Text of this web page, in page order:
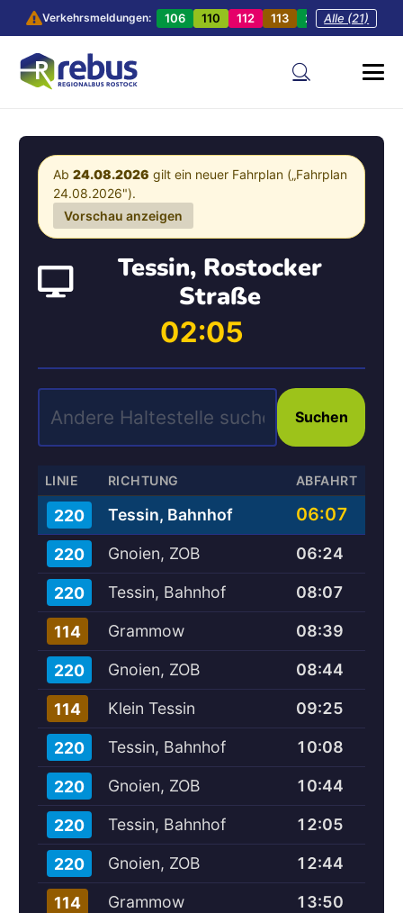
Verkehrsmeldungen: 106 110 112 113 201 202
Alle (21)
Ab 24.08.2026 gilt ein neuer Fahrplan („Fahrplan
24.08.2026").
Vorschau anzeigen
Tessin, Rostocker
Straße
02:05
Suchen
LINIE RICHTUNG ABFAHRT
220 Tessin, Bahnhof 06:07
220 Gnoien, ZOB 06:24
220 Tessin, Bahnhof 08:07
114 Grammow 08:39
220 Gnoien, ZOB 08:44
114 Klein Tessin 09:25
220 Tessin, Bahnhof 10:08
220 Gnoien, ZOB 10:44
220 Tessin, Bahnhof 12:05
220 Gnoien, ZOB 12:44
114 Grammow 13:50